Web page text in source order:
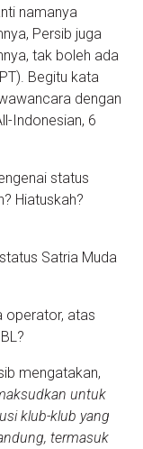
namanya
Persib juga
tak boleh ada
Begitu kata
dengan
Indonesian, 6
status
Hiatuskah?
Satria Muda
operator, atas
mengatakan,
untuk
klub-klub yang
termasuk